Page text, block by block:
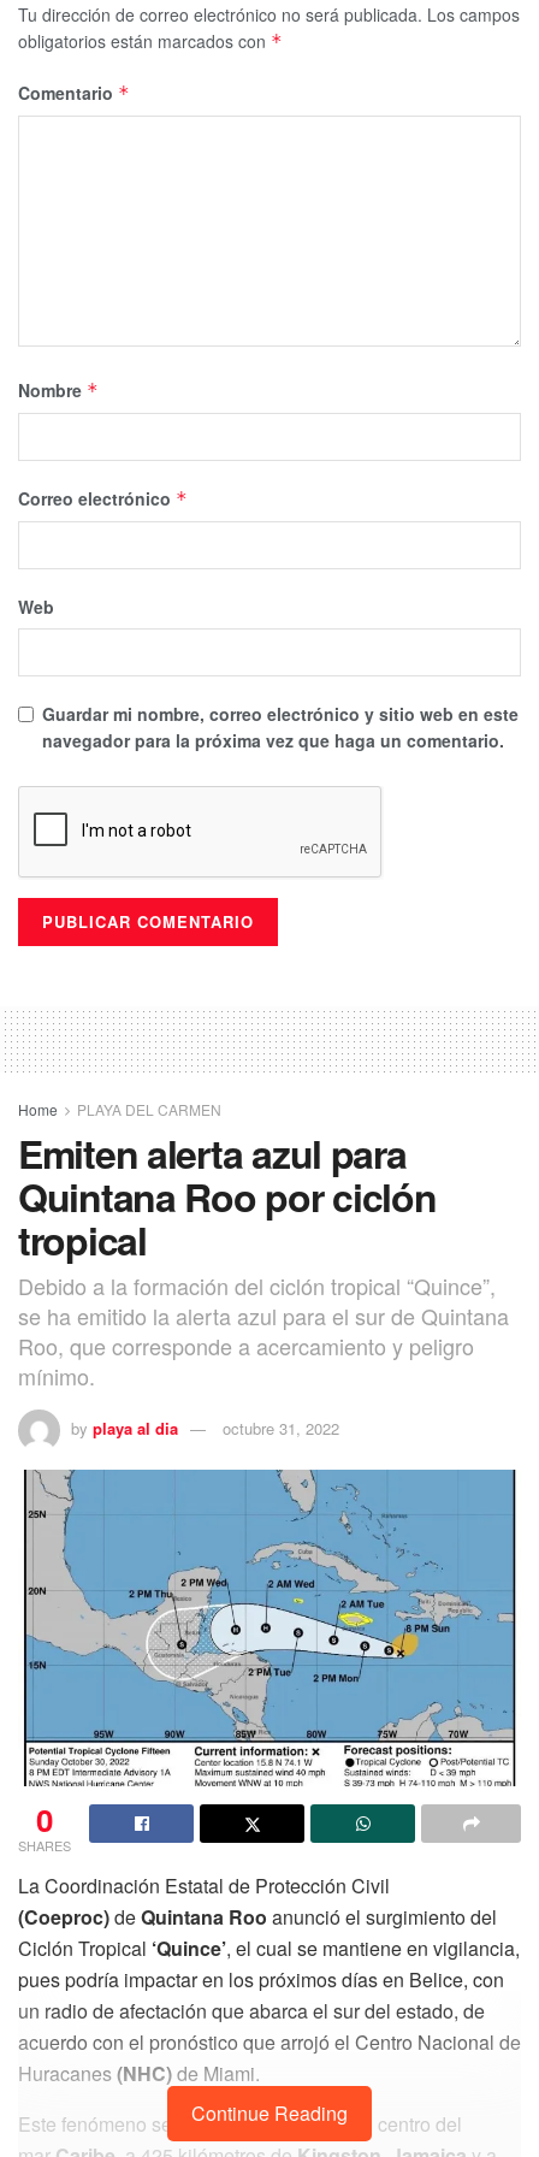
Tu dirección de correo electrónico no será publicada. Los campos
obligatorios están marcados con *
Comentario *
Nombre *
Correo electrónico *
Web
Guardar mi nombre, correo electrónico y sitio web en este
navegador para la próxima vez que haga un comentario.
Home PLAYA DEL CARMEN
Emiten alerta azul para
Quintana Roo por ciclón
tropical
Debido a la formación del ciclón tropical “Quince”,
se ha emitido la alerta azul para el sur de Quintana
Roo, que corresponde a acercamiento y peligro
mínimo.
by playa al dia octubre 31, 2022
0
SHARES
La Coordinación Estatal de Protección Civil
(Coeproc)deQuintana Roo anunció el surgimiento del
Ciclón Tropical ‘Quince’, el cual se mantiene en vigilancia,
pues podría impactar en los próximos días en Belice, con
un radio de afectación que abarca el sur del estado, de
acuerdo con el pronóstico que arrojó el Centro Nacional de
Huracanes(NHC)de Miami.
Este fenómeno se localiza actualmente al centro del
Continue Reading